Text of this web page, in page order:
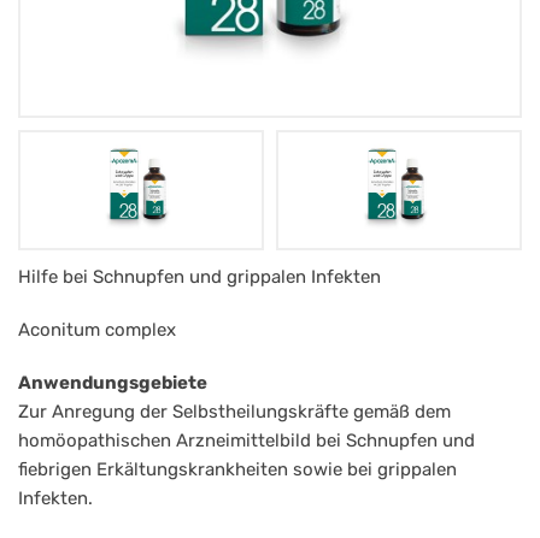
Apozema
Nr.
Tropfen
Schnupfen/Grippe
Hilfe bei Schnupfen und grippalen Infekten
Aconitum complex
Anwendungsgebiete
Zur Anregung der Selbstheilungskräfte gemäß dem
homöopathischen Arzneimittelbild bei Schnupfen und
fiebrigen Erkältungskrankheiten sowie bei grippalen
Infekten.